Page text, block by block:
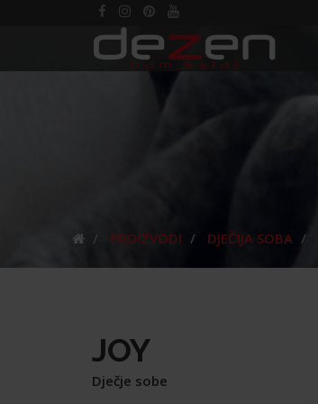
PROIZVODI DJEČIJA SOBA
JOY
Dječje sobe